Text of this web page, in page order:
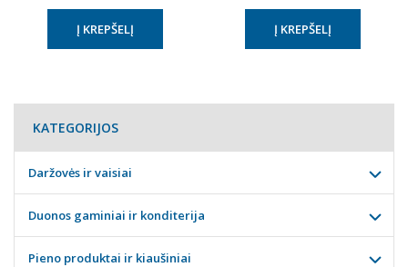
KATEGORIJOS
Daržovės ir vaisiai
Duonos gaminiai ir konditerija
Pieno produktai ir kiaušiniai